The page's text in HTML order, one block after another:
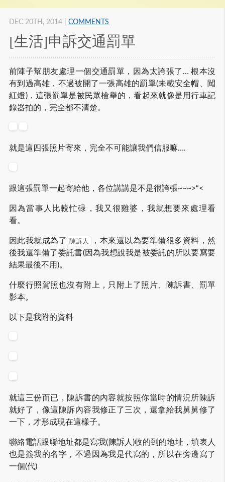
[生活]申訴交通罰單
DEC 20 TH , 2014 COMMENTS
前陣子幫朋友處理一個交通罰單，因為太誇張了… 根本沒
有到過高雄，不過被開了一張高雄的罰單(未載安全帽、闖
紅燈)，這張罰單是被民眾檢舉的，看起來就像是用行車記
錄器拍的，完全都不清楚。
就是這四張照片寄來，完全不可能讓我們信服嘛….
跟這張罰單一起寄給他，各位講講是不是很誇張~~~>“<
因為當事人比較忙碌，我又很雞婆，我就想要來處理看
看。
因此我就成為了 陳訴人
，本來還以為要準備很多資料，然
後我還準備了委託書(因為我想說我是被委託的所以要寫要
結果最後不用)。
什麼行照駕照也沒有附上，只附上了照片、陳訴書、罰單
影本。
以下是我附的資料
就這三份而已，陳訴書的內容就按照你當時的情況所陳訴
就好了，像這陳訴內容我修正了三次，還拿給我舅舅修了
一下，才形成現在這樣子。
聯絡電話跟聯地址都是寫我(陳訴人)收的到的地址，填表人
也是簽我的名字，不過因為我是代寫的，所以在旁邊寫了
一個(代)